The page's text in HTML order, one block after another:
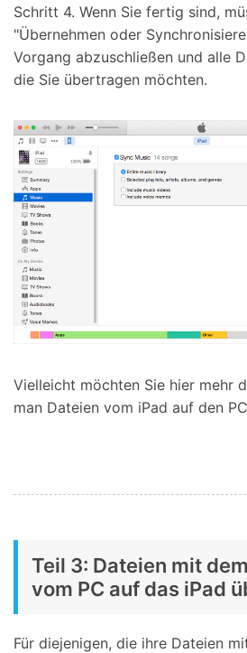
Schritt 4. Wenn Sie fertig sind,
"Übernehmen oder
Vorgang abzuschließen und alle
die Sie übertragen möchten.
Vielleicht möchten Sie hier mehr
man Dateien vom iPad auf den
Teil 3: Dateien mit
vom PC auf das iPad
Für diejenigen, die ihre Dateien